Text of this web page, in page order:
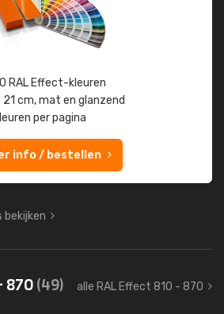
RAL Effect-kleuren
21 cm, mat en glanzend
per pagina
info / bestellen
bekijken
870(49) alle RAL Effect 810 - 870